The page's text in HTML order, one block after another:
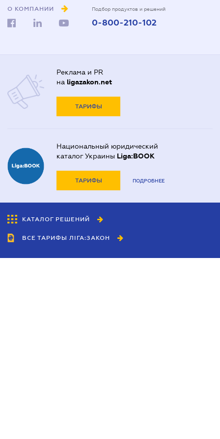
О КОМПАНИИ Подбор продуктов и решений
0-800-210-102
Реклама и PR
на ligazakon.net
ТАРИФЫ
Национальный юридический
каталог Украины Liga:BOOK
ТАРИФЫ ПОДРОБНЕЕ
КАТАЛОГ РЕШЕНИЙ
ВСЕ ТАРИФЫ ЛІГА:ЗАКОН